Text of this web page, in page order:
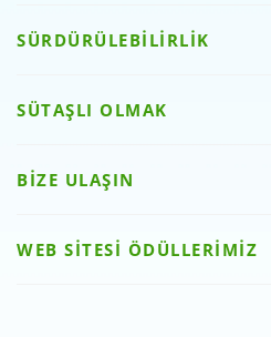
SÜRDÜRÜLEBİLİRLİK
SÜTAŞLI OLMAK
BİZE ULAŞIN
WEB SİTESİ ÖDÜLLERİMİZ